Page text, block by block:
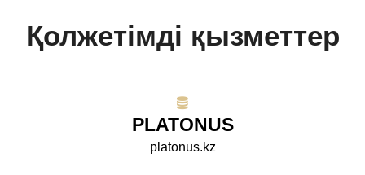
Қолжетімді қызметтер
PLATONUS
platonus.kz